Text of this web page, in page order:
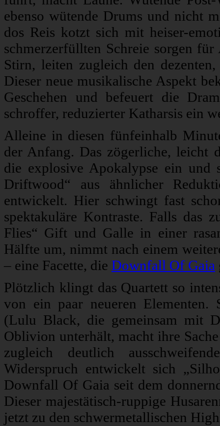
ebenso wütende Drums und nicht
dos Reis kotzt sich mit heiser-
schmerzerfüllten Schreie sorgen
Stirn, leiten zugleich den
Dieser neue musikalische Aspekt
Geschehen und befeuert die
schroffer, reduzierter Katharsis ein
Alleine in diesen fünfeinhalb
der Anfang. Das zögerliche, leicht
die explosive Apokalypse ein und
Driftwood“ aus ähnlicher
entwickelt. Hier schwingt fast
spektakuläre Kontraste. Falls das
Flies“ Gift und Galle in einer
Hälfte um, nimmt nach einem
– eine Facette, die Downfall Of Gaia
Plötzlich klingt das Quartett so
von ein paar neueren Elementen.
(Lulu Black, die gemeinsam mit
Oblivion unterhält, macht ihre
zugleich deutlich
Widerspruch entwickelt sich
Downfall Of Gaia seit dem
Dieser majestätisch-ruppige
jetzt zu den schwermetallischen